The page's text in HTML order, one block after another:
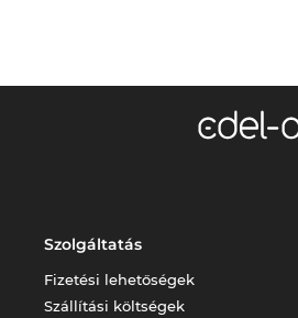
Szolgáltatás
Fizetési lehetőségek
Szállítási költségek